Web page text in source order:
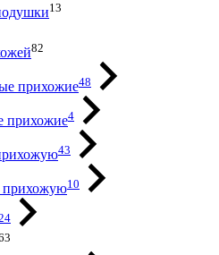
13
82
прихожие48
прихожие4
43
прихожую10